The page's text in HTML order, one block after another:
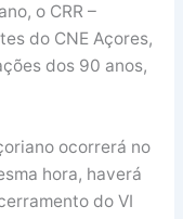
o CRR –
do CNE Açores,
dos 90 anos,
ocorrerá no
hora, haverá
do VI